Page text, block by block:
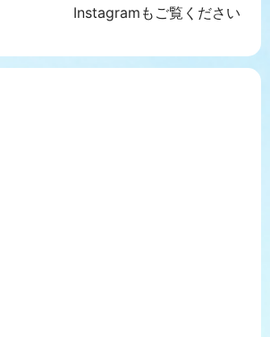
Instagramもご覧ください